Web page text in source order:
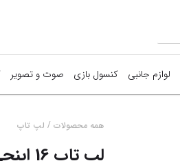
لوازم جانبی کنسول بازی صوت و تصویر
همه محصولات / لپ تاپ